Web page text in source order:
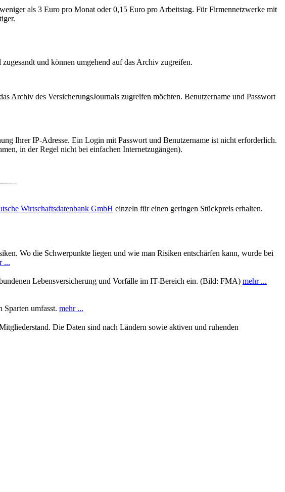
als 3 Euro pro Monat oder 0,15 Euro pro Arbeitstag. Für Firmennetzwerke mit
und können umgehend auf das Archiv zugreifen.
Archiv des VersicherungsJournals zugreifen möchten. Benutzername und Passwort
Ihrer IP-Adresse. Ein Login mit Passwort und Benutzername ist nicht erforderlich.
in der Regel nicht bei einfachen Internetzugängen).
Wirtschaftsdatenbank GmbH einzeln für einen geringen Stückpreis erhalten.
Wo die Schwerpunkte liegen und wie man Risiken entschärfen kann, wurde bei
...
Lebensversicherung und Vorfälle im IT-Bereich ein. (Bild: FMA) mehr ...
umfasst. mehr ...
Die Daten sind nach Ländern sowie aktiven und ruhenden